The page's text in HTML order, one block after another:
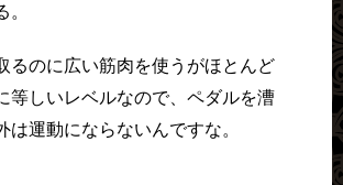
。
るのに広い筋肉を使うがほとんど
等しいレベルなので、ペダルを漕
は運動にならないんですな。